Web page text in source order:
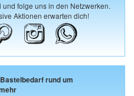
folge uns in den Netzwerken.
Aktionen erwarten dich!
rund um